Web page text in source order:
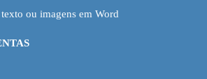
ou imagens em Word